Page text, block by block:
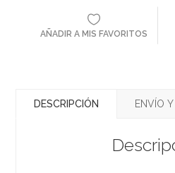
AÑADIR A MIS FAVORITOS
DESCRIPCIÓN ENVÍO